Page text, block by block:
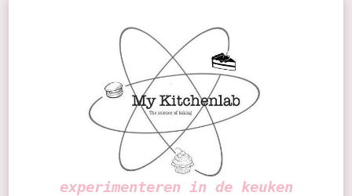
experimenteren in de keuken